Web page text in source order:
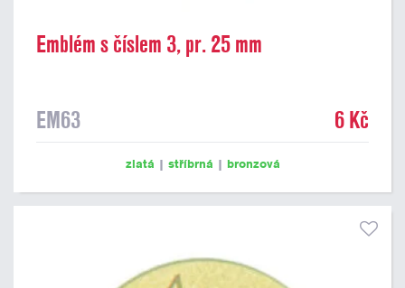
Emblém s číslem 3, pr. 25 mm
EM63 6 Kč
zlatá | stříbrná | bronzová